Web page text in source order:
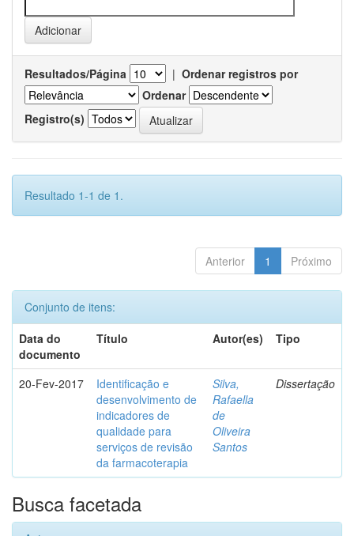
Resultados/Página | Ordenar registros por
Ordenar
Registro(s)
Resultado 1-1 de 1.
Anterior 1 Próximo
Conjunto de itens:
Data do
documento
Título Autor(es) Tipo
20-Fev-2017
Identificação e
desenvolvimento de
indicadores de
qualidade para
serviços de revisão
da farmacoterapia
Silva,
Rafaella
de
Oliveira
Santos
Dissertação
Busca facetada